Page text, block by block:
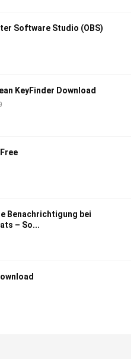
Software Studio (OBS)
KeyFinder Download
Benachrichtigung bei
– So...